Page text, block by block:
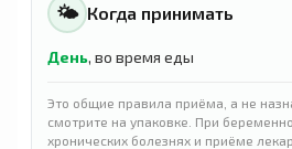
🌤 Когда принимать
День, во время еды
Это общие правила приёма, а не
смотрите на упаковке. При
хронических болезнях и приёме